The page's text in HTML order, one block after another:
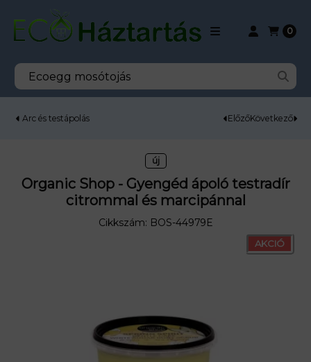
0
Arc és testápolás ElőzőKövetkező
ORGANIC SHOP - GYENGÉD
új
Organic Shop - Gyengéd ápoló testradír
citrommal és marcipánnal
Cikkszám: BOS-44979E
AKCIÓ